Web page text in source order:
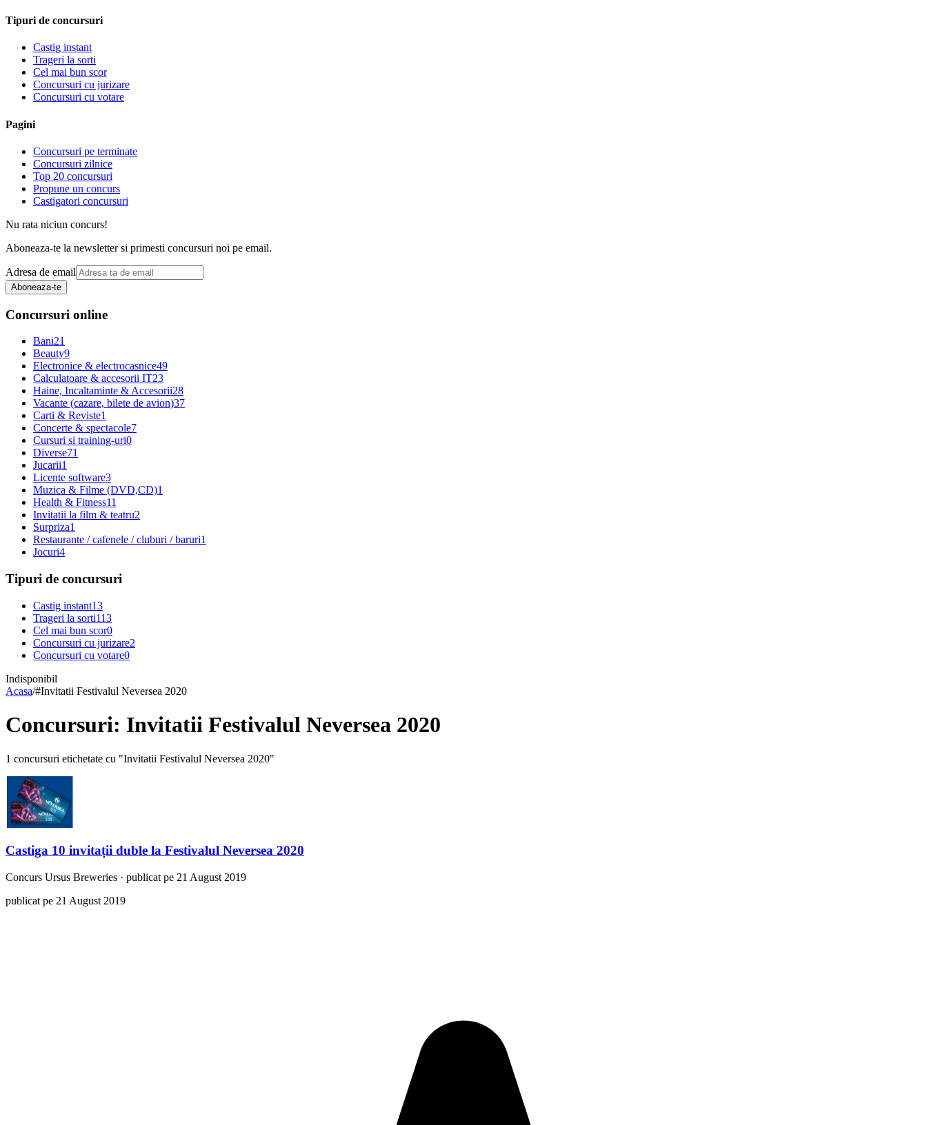
Tipuri de concursuri
Castig instant
Trageri la sorti
Cel mai bun scor
Concursuri cu jurizare
Concursuri cu votare
Pagini
Concursuri pe terminate
Concursuri zilnice
Top 20 concursuri
Propune un concurs
Castigatori concursuri
Nu rata niciun concurs!
Aboneaza-te la newsletter si primesti concursuri noi pe email.
Adresa de email
Aboneaza-te
Concursuri online
Bani21
Beauty9
Electronice & electrocasnice49
Calculatoare & accesorii IT23
Haine, Incaltaminte & Accesorii28
Vacante (cazare, bilete de avion)37
Carti & Reviste1
Concerte & spectacole7
Cursuri si training-uri0
Diverse71
Jucarii1
Licente software3
Muzica & Filme (DVD,CD)1
Health & Fitness11
Invitatii la film & teatru2
Surpriza1
Restaurante / cafenele / cluburi / baruri1
Jocuri4
Tipuri de concursuri
Castig instant13
Trageri la sorti113
Cel mai bun scor0
Concursuri cu jurizare2
Concursuri cu votare0
Indisponibil
Acasa/#Invitatii Festivalul Neversea 2020
Concursuri: Invitatii Festivalul Neversea 2020
1 concursuri etichetate cu "Invitatii Festivalul Neversea 2020"
Castiga 10 invitații duble la Festivalul Neversea 2020
Concurs Ursus Breweries · publicat pe 21 August 2019
publicat pe 21 August 2019